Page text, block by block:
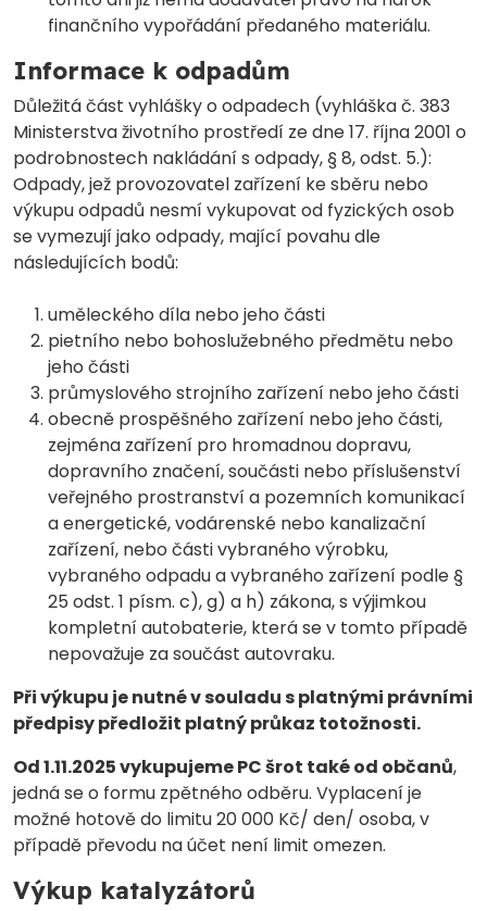
finančního vypořádání předaného materiálu.
Informace k odpadům
Důležitá část vyhlášky o odpadech (vyhláška č. 383
Ministerstva životního prostředí ze dne 17. října 2001 o
podrobnostech nakládání s odpady, § 8, odst. 5.):
Odpady, jež provozovatel zařízení ke sběru nebo
výkupu odpadů nesmí vykupovat od fyzických osob
se vymezují jako odpady, mající povahu dle
následujících bodů:
uměleckého díla nebo jeho části
pietního nebo bohoslužebného předmětu nebo
jeho části
průmyslového strojního zařízení nebo jeho části
obecně prospěšného zařízení nebo jeho části,
zejména zařízení pro hromadnou dopravu,
dopravního značení, součásti nebo příslušenství
veřejného prostranství a pozemních komunikací
a energetické, vodárenské nebo kanalizační
zařízení, nebo části vybraného výrobku,
vybraného odpadu a vybraného zařízení podle §
25 odst. 1 písm. c), g) a h) zákona, s výjimkou
kompletní autobaterie, která se v tomto případě
nepovažuje za součást autovraku.
Při výkupu je nutné v souladu s platnými právními
předpisy předložit platný průkaz totožnosti.
Od 1.11.2025 vykupujeme PC šrot také od občanů,
jedná se o formu zpětného odběru. Vyplacení je
možné hotově do limitu 20 000 Kč/ den/ osoba, v
případě převodu na účet není limit omezen.
Výkup katalyzátorů